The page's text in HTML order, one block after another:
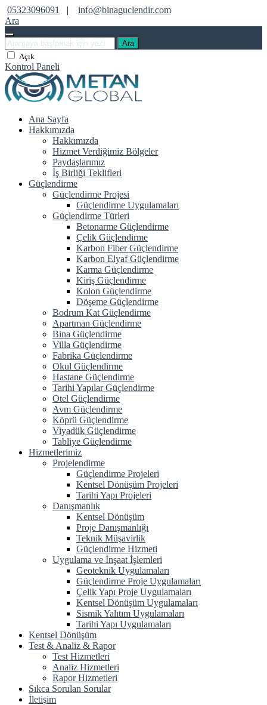
05323096091 |
info@binaguclendir.com
Ara
Ara
Açık
Kontrol Paneli
Ana Sayfa
Hakkımızda
Hakkımızda
Hizmet Verdiğimiz Bölgeler
Paydaşlarımız
İş Birliği Teklifleri
Güçlendirme
Güçlendirme Projesi
Güçlendirme Uygulamaları
Güçlendirme Türleri
Betonarme Güçlendirme
Çelik Güçlendirme
Karbon Fiber Güçlendirme
Karbon Elyaf Güçlendirme
Karma Güçlendirme
Kiriş Güçlendirme
Kolon Güçlendirme
Döşeme Güçlendirme
Bodrum Kat Güçlendirme
Apartman Güçlendirme
Bina Güçlendirme
Villa Güçlendirme
Fabrika Güçlendirme
Okul Güçlendirme
Hastane Güçlendirme
Tarihi Yapılar Güçlendirme
Otel Güçlendirme
Avm Güçlendirme
Köprü Güçlendirme
Viyadük Güçlendirme
Tabliye Güçlendirme
Hizmetlerimiz
Projelendirme
Güçlendirme Projeleri
Kentsel Dönüşüm Projeleri
Tarihi Yapı Projeleri
Danışmanlık
Kentsel Dönüşüm
Proje Danışmanlığı
Teknik Müşavirlik
Güçlendirme Hizmeti
Uygulama ve İnşaat İşlemleri
Geoteknik Uygulamaları
Güçlendirme Proje Uygulamaları
Çelik Yapı Proje Uygulamaları
Kentsel Dönüşüm Uygulamaları
Sismik Yalıtım Uygulamaları
Tarihi Yapı Uygulamaları
Kentsel Dönüşüm
Test & Analiz & Rapor
Test Hizmetleri
Analiz Hizmetleri
Rapor Hizmetleri
Sıkca Sorulan Sorular
İletişim